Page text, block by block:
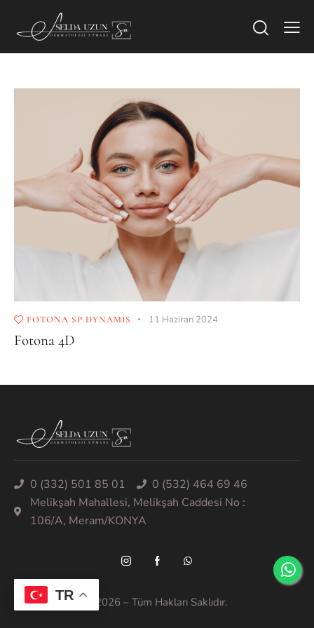
FOTONA SP DYNAMIS 11 Haziran 2024
Fotona 4D
0 (332) 501 85 01
0 (532) 464 69 46
Melikşah Mahallesi, Melikşah Caddesi No :
106/A, Meram/KONYA
Selda UZUN © – 2026 – Tüm Hakları Saklıdır.
TR